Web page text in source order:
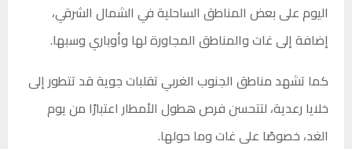
اليوم على بعض المناطق الساحلية في الشمال الشرقي،
إضافة إلى غات والمناطق المجاورة لها وأوباري وسبها.
كما تشهد مناطق الجنوب الغربي تقلبات جوية قد تتطور إلى
خلايا رعدية، لتتحسن فرص هطول الأمطار اعتبارًا من يوم
الغد، خصوصًا على غات وما حولها.